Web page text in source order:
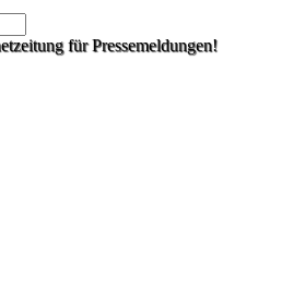
für Pressemeldungen!